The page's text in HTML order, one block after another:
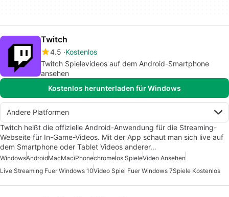
Twitch
4.5 Kostenlos
Twitch Spielevideos auf dem Android-Smartphone
ansehen
Kostenlos herunterladen für Windows
Andere Platformen
Twitch heißt die offizielle Android-Anwendung für die Streaming-
Webseite für In-Game-Videos. Mit der App schaut man sich live auf
dem Smartphone oder Tablet Videos anderer…
WindowsAndroidMacMaciPhonechromeIos SpieleVideo Ansehen
Live Streaming Fuer Windows 10Video Spiel Fuer Windows 7Spiele Kostenlos